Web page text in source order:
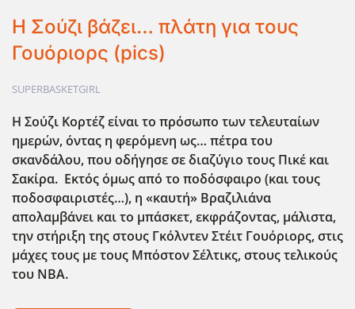
Η Σούζι βάζει… πλάτη για τους
Γουόριορς (pics)
SUPERBASKETGIRL
Η Σούζι Κορτέζ είναι το πρόσωπο των τελευταίων
ημερών, όντας η φερόμενη ως… πέτρα του
σκανδάλου, που οδήγησε σε διαζύγιο τους Πικέ και
Σακίρα. Εκτός όμως από το ποδόσφαιρο (και τους
ποδοσφαιριστές…), η «καυτή» Βραζιλιάνα
απολαμβάνει και το μπάσκετ, εκφράζοντας, μάλιστα,
την στήριξη της στους Γκόλντεν Στέιτ Γουόριορς, στις
μάχες τους με τους Μπόστον Σέλτικς, στους τελικούς
του ΝΒΑ.